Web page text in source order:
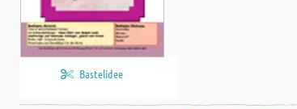
Bastelidee